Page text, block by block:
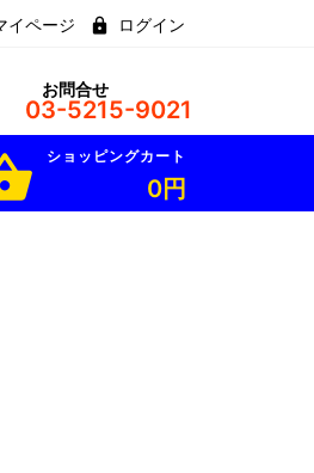
イページ ログイン
お問合せ
03-5215-9021
ショッピングカート
0円